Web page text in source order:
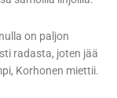
on paljon
radasta, joten jää
Korhonen miettii.